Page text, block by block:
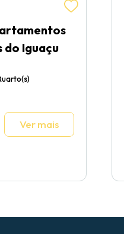
do Iguaçu
Ver mais